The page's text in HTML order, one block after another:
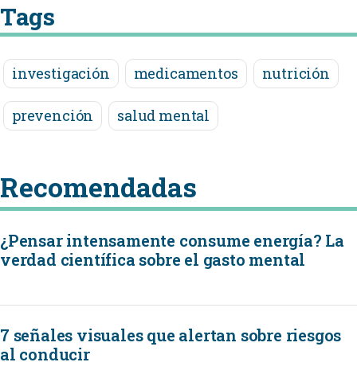
Tags
investigación medicamentos nutrición
prevención salud mental
Recomendadas
¿Pensar intensamente consume energía? La
verdad científica sobre el gasto mental
7 señales visuales que alertan sobre riesgos
al conducir